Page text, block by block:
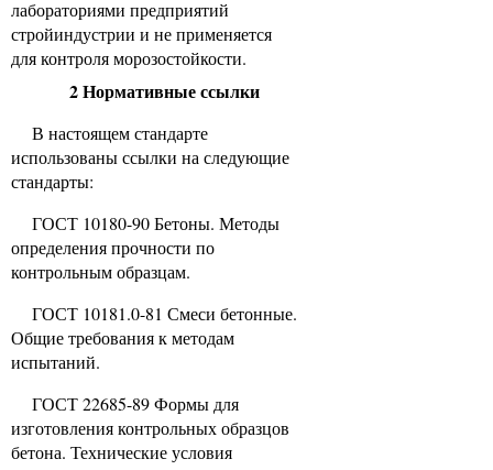
лабораториями предприятий
стройиндустрии и не применяется
для контроля морозостойкости.
2 Нормативные ссылки
В настоящем стандарте
использованы ссылки на следующие
стандарты:
ГОСТ 10180-90 Бетоны. Методы
определения прочности по
контрольным образцам.
ГОСТ 10181.0-81 Смеси бетонные.
Общие требования к методам
испытаний.
ГОСТ 22685-89 Формы для
изготовления контрольных образцов
бетона. Технические условия